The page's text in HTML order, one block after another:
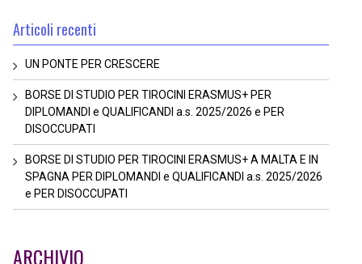
Articoli recenti
UN PONTE PER CRESCERE
BORSE DI STUDIO PER TIROCINI ERASMUS+ PER
DIPLOMANDI e QUALIFICANDI a.s. 2025/2026 e PER
DISOCCUPATI
BORSE DI STUDIO PER TIROCINI ERASMUS+ A MALTA E IN
SPAGNA PER DIPLOMANDI e QUALIFICANDI a.s. 2025/2026
e PER DISOCCUPATI
ARCHIVIO